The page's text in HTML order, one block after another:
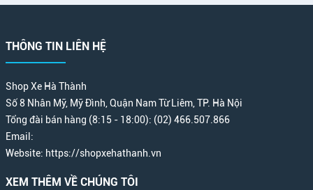
THÔNG TIN LIÊN HỆ
Shop Xe Hà Thành
Số 8 Nhân Mỹ, Mỹ Đình, Quận Nam Từ Liêm, TP. Hà Nội
Tổng đài bán hàng (8:15 - 18:00): (02) 466.507.866
Email:
Website: https://shopxehathanh.vn
XEM THÊM VỀ CHÚNG TÔI